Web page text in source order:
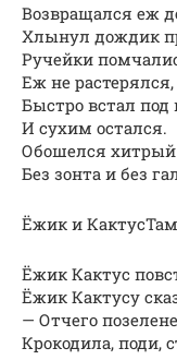
Возвращался еж
Хлынул дождик
Ручейки
Еж не растерялся,
Быстро встал
И сухим остался.
Обошелся
Без зонта и без
Ёжик и
Ёжик Кактус
Ёжик Кактусу
— Отчего
Крокодила, поди,